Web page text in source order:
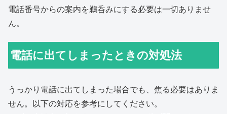
電話番号からの案内を鵜呑みにする必要は一切ありませ
ん。
電話に出てしまったときの対処法
うっかり電話に出てしまった場合でも、焦る必要はありま
せん。以下の対応を参考にしてください。